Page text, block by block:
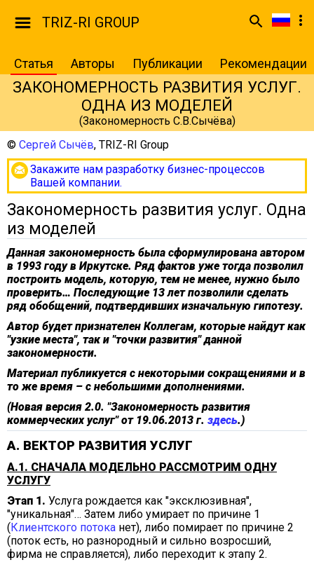
TRIZ-RI GROUP
Статья Авторы Публикации Рекомендации
ЗАКОНОМЕРНОСТЬ РАЗВИТИЯ УСЛУГ.
ОДНА ИЗ МОДЕЛЕЙ
(Закономерность С.В.Сычёва)
© Сергей Сычёв, TRIZ-RI Group
Закажите нам разработку бизнес-процессов
Вашей компании.
Закономерность развития услуг. Одна
из моделей
Данная закономерность была сформулирована автором
в 1993 году в Иркутске. Ряд фактов уже тогда позволил
построить модель, которую, тем не менее, нужно было
проверить… Последующие 13 лет позволили сделать
ряд обобщений, подтвердивших изначальную гипотезу.
Автор будет признателен Коллегам, которые найдут как
"узкие места", так и "точки развития" данной
закономерности.
Материал публикуется с некоторыми сокращениями и в
то же время – с небольшими дополнениями.
(Новая версия 2.0. "Закономерность развития
коммерческих услуг" от 19.06.2013 г. здесь.)
А. ВЕКТОР РАЗВИТИЯ УСЛУГ
А.1. СНАЧАЛА МОДЕЛЬНО РАССМОТРИМ ОДНУ
УСЛУГУ
Этап 1. Услуга рождается как "эксклюзивная",
"уникальная"… Затем либо умирает по причине 1
(Клиентского потока нет), либо помирает по причине 2
(поток есть, но разнородный и сильно возросший,
фирма не справляется), либо переходит к этапу 2.